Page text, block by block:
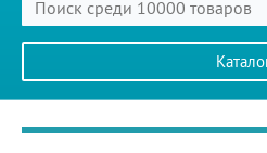
Главное меню сайта